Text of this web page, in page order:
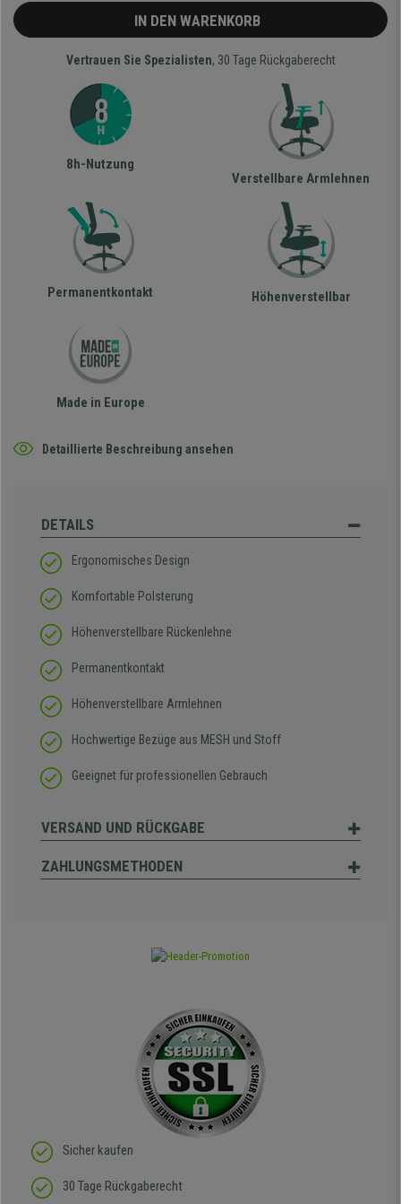
IN DEN WARENKORB
Vertrauen Sie Spezialisten, 30 Tage Rückgaberecht
8h-Nutzung
Verstellbare Armlehnen
Permanentkontakt Höhenverstellbar
Made in Europe
Detaillierte Beschreibung ansehen
DETAILS
Ergonomisches Design
Komfortable Polsterung
Höhenverstellbare Rückenlehne
Permanentkontakt
Höhenverstellbare Armlehnen
Hochwertige Bezüge aus MESH und Stoff
Geeignet für professionellen Gebrauch
VERSAND UND RÜCKGABE
ZAHLUNGSMETHODEN
Sicher kaufen
30 Tage Rückgaberecht